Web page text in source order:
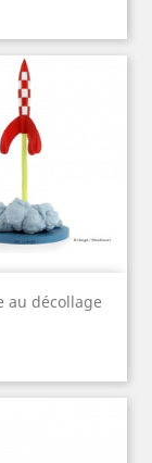
au décollage